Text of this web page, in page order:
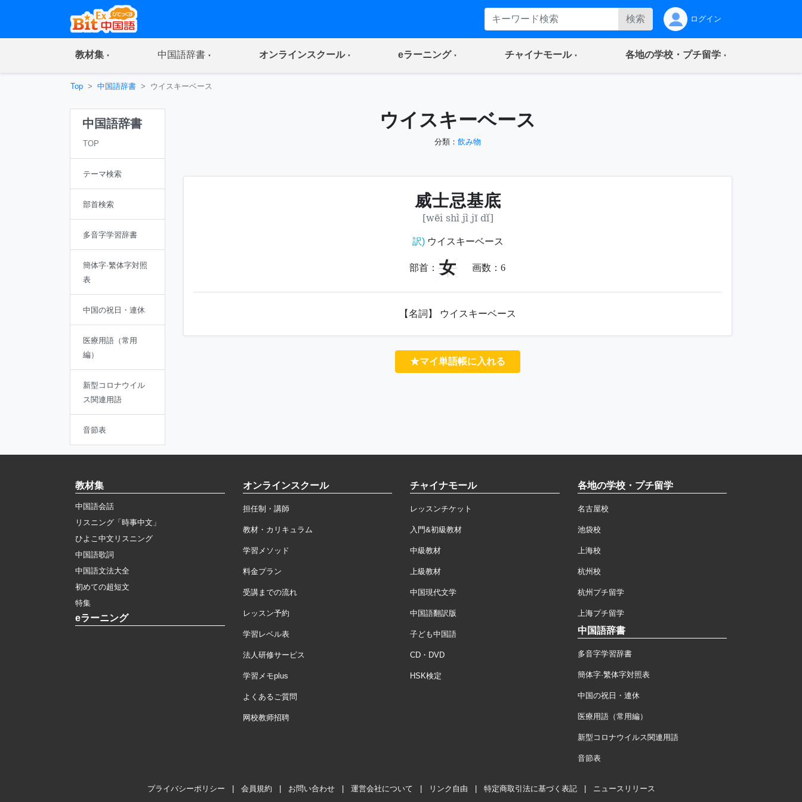
検索 ログイン
教材集(current) 中国語辞書(current) オンラインスクール(current) eラーニング(current) チャイナモール(current) 各地の学校・プチ留学(current)
Top 中国語辞書 ウイスキーベース
中国語辞書
TOP
テーマ検索
部首検索
多音字学習辞書
簡体字·繁体字対照
表
中国の祝日・連休
医療用語（常用
編）
新型コロナウイル
ス関連用語
音節表
ウイスキーベース
分類： 飲み物
威士忌基底
[wēi shì jì jī dǐ]
訳)ウイスキーベース
部首： 女 画数： 6
【名詞】 ウイスキーベース
★マイ単語帳に入れる
教材集
中国語会話
リスニング「時事中文」
ひよこ中文リスニング
中国語歌詞
中国語文法大全
初めての超短文
特集
eラーニング
オンラインスクール
担任制・講師
教材・カリキュラム
学習メソッド
料金プラン
受講までの流れ
レッスン予約
学習レベル表
法人研修サービス
学習メモplus
よくあるご質問
网校教师招聘
チャイナモール
レッスンチケット
入門&初級教材
中級教材
上級教材
中国現代文学
中国語翻訳版
子ども中国語
CD・DVD
HSK検定
各地の学校・プチ留学
名古屋校
池袋校
上海校
杭州校
杭州プチ留学
上海プチ留学
中国語辞書
多音字学習辞書
簡体字·繁体字対照表
中国の祝日・連休
医療用語（常用編）
新型コロナウイルス関連用語
音節表
プライバシーポリシー 会員規約 お問い合わせ 運営会社について リンク自由 特定商取引法に基づく表記 ニュースリリース